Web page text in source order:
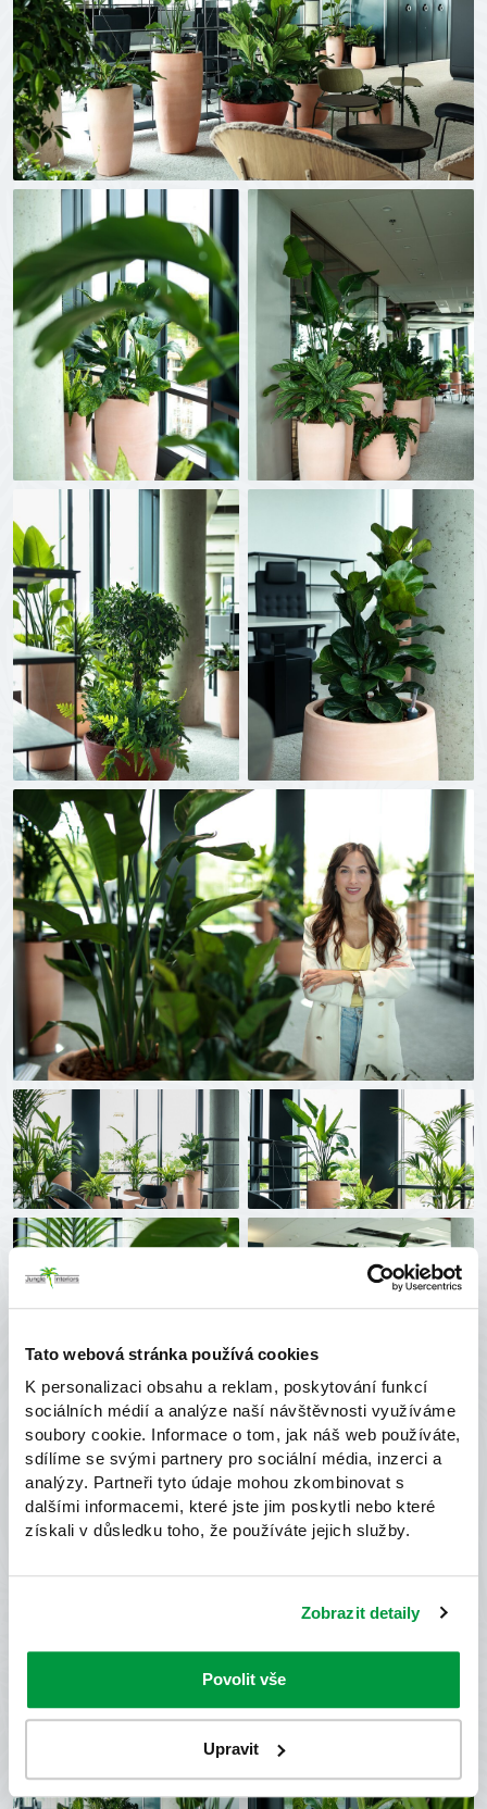
Tato webová stránka používá cookies
K personalizaci obsahu a reklam, poskytování funkcí
sociálních médií a analýze naší návštěvnosti využíváme
soubory cookie. Informace o tom, jak náš web používáte,
sdílíme se svými partnery pro sociální média, inzerci a
analýzy. Partneři tyto údaje mohou zkombinovat s
dalšími informacemi, které jste jim poskytli nebo které
získali v důsledku toho, že používáte jejich služby.
Zobrazit detaily
Povolit vše
Upravit